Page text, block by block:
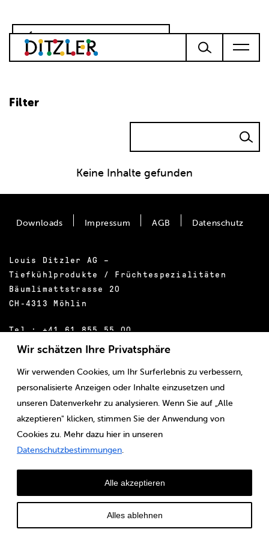
Wir schätzen Ihre Privatsphäre
Wir verwenden Cookies, um Ihr Surferlebnis zu verbessern,
personalisierte Anzeigen oder Inhalte einzusetzen und
unseren Datenverkehr zu analysieren. Wenn Sie auf „Alle
akzeptieren" klicken, stimmen Sie der Anwendung von
Cookies zu. Mehr dazu hier in unseren
Datenschutzbestimmungen
Alles ablehnen
Alle akzeptieren
Zur Produkteübersicht
Filter
Keine Inhalte gefunden
Louis Ditzler AG –
Tiefkühlprodukte / Früchtespezialitäten
Bäumlimattstrasse 20
CH-4313 Möhlin
Tel.:+41 61 855 55 00
E-Mail: info@ditzler.ch
Downloads Impressum AGB Datenschutz